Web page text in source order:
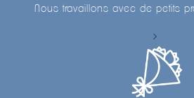
Nous travaillons avec de petits